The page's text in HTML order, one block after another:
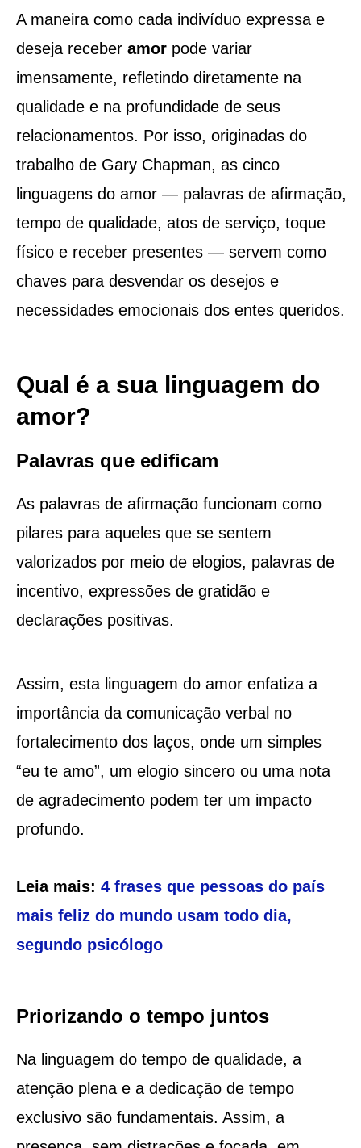
A maneira como cada indivíduo expressa e
deseja receber amorpode variar
imensamente, refletindo diretamente na
qualidade e na profundidade de seus
relacionamentos. Por isso, originadas do
trabalho de Gary Chapman, as cinco
linguagens do amor — palavras de afirmação,
tempo de qualidade, atos de serviço, toque
físico e receber presentes — servem como
chaves para desvendar os desejos e
necessidades emocionais dos entes queridos.
Qual é a sua linguagem do
amor?
Palavras que edificam
As palavras de afirmação funcionam como
pilares para aqueles que se sentem
valorizados por meio de elogios, palavras de
incentivo, expressões de gratidão e
declarações positivas.
Assim, esta linguagem do amor enfatiza a
importância da comunicação verbal no
fortalecimento dos laços, onde um simples
“eu te amo”, um elogio sincero ou uma nota
de agradecimento podem ter um impacto
profundo.
Leia mais: 4 frases que pessoas do país
mais feliz do mundo usam todo dia,
segundo psicólogo
Priorizando o tempo juntos
Na linguagem do tempo de qualidade, a
atenção plena e a dedicação de tempo
exclusivo são fundamentais. Assim, a